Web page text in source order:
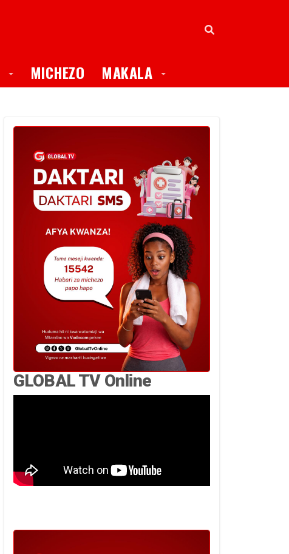
Toggle Dropdown
MICHEZO MAKALA Toggle Dropdown
GLOBAL TV Online